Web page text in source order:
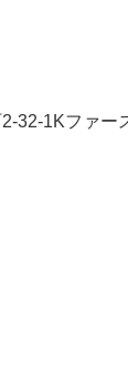
32-1Kファー